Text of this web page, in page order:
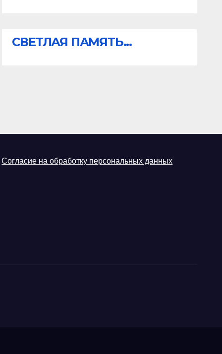
СВЕТЛАЯ ПАМЯТЬ...
Согласие на обработку персональных данных